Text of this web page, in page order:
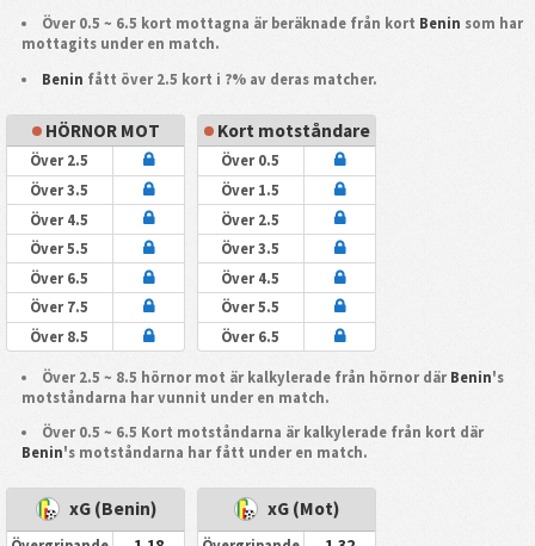
Över 0.5 ~ 6.5 kort mottagna är beräknade från kort Benin som har
mottagits under en match.
Benin fått över 2.5 kort i ?% av deras matcher.
HÖRNOR MOT
Över 2.5
Över 3.5
Över 4.5
Över 5.5
Över 6.5
Över 7.5
Över 8.5
Kort motståndare
Över 0.5
Över 1.5
Över 2.5
Över 3.5
Över 4.5
Över 5.5
Över 6.5
Över 2.5 ~ 8.5 hörnor mot är kalkylerade från hörnor där Benin's
motståndarna har vunnit under en match.
Över 0.5 ~ 6.5 Kort motståndarna är kalkylerade från kort där
Benin's motståndarna har fått under en match.
xG (Benin) xG (Mot)